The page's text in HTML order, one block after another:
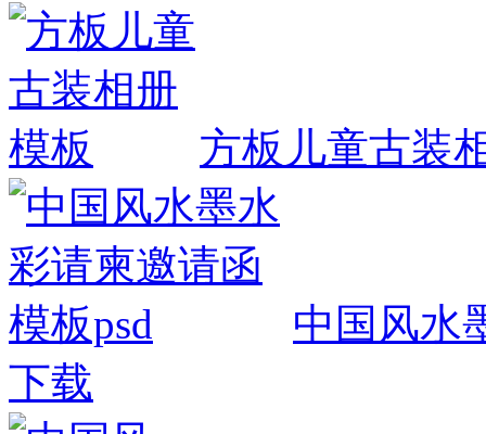
方板儿童古装
中国风水
下载